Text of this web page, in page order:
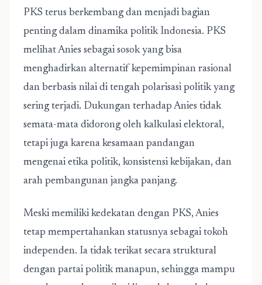
PKS terus berkembang dan menjadi bagian
penting dalam dinamika politik Indonesia. PKS
melihat Anies sebagai sosok yang bisa
menghadirkan alternatif kepemimpinan rasional
dan berbasis nilai di tengah polarisasi politik yang
sering terjadi. Dukungan terhadap Anies tidak
semata-mata didorong oleh kalkulasi elektoral,
tetapi juga karena kesamaan pandangan
mengenai etika politik, konsistensi kebijakan, dan
arah pembangunan jangka panjang.
Meski memiliki kedekatan dengan PKS, Anies
tetap mempertahankan statusnya sebagai tokoh
independen. Ia tidak terikat secara struktural
dengan partai politik manapun, sehingga mampu